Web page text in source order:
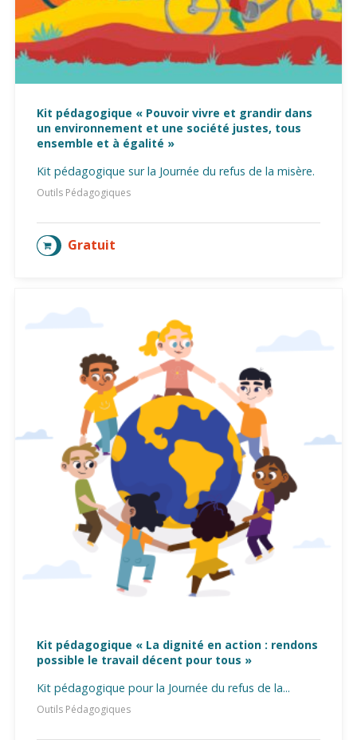
Kit pédagogique « Pouvoir vivre et grandir dans
un environnement et une société justes, tous
ensemble et à égalité »
Kit pédagogique sur la Journée du refus de la misère.
Outils Pédagogiques
Gratuit
AJOUTER AU PANIER
Kit pédagogique « La dignité en action : rendons
possible le travail décent pour tous »
Kit pédagogique pour la Journée du refus de la...
Outils Pédagogiques